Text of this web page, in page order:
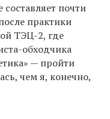
почти
практики
ТЭЦ-2, где
обходчика
— пройти
чем я, конечно,